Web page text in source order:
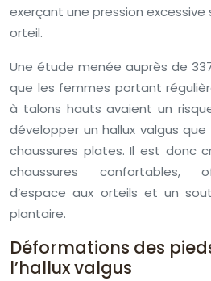
exerçant une pression excessive
orteil.
Une étude menée auprès de
que les femmes portant
à talons hauts avaient un
développer un hallux valgus
chaussures plates. Il est donc
chaussures confortables,
d’espace aux orteils et un
plantaire.
Déformations des
l’hallux valgus